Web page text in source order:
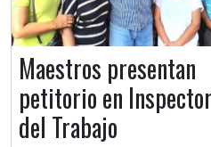
Maestros presentan
petitorio en
del Trabajo